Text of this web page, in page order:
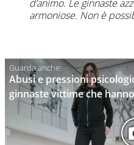
d’animo. Le ginnaste
armoniose. Non è
Abusi e pressioni
ginnaste vittime che